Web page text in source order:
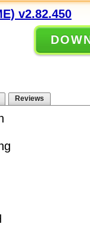
v2.82.450
Reviews